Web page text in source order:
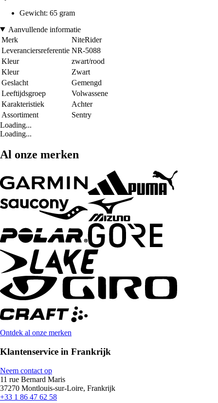
Gewicht: 65 gram
Aanvullende informatie
Merk
NiteRider
Leveranciersreferentie NR-5088
Kleur
zwart/rood
Kleur
Zwart
Geslacht
Gemengd
Leeftijdsgroep
Volwassene
Karakteristiek
Achter
Assortiment
Sentry
Loading...
Loading...
Al onze merken
Ontdek al onze merken
Klantenservice in Frankrijk
Neem contact op
11 rue Bernard Maris
37270 Montlouis-sur-Loire, Frankrijk
+33 1 86 47 62 58